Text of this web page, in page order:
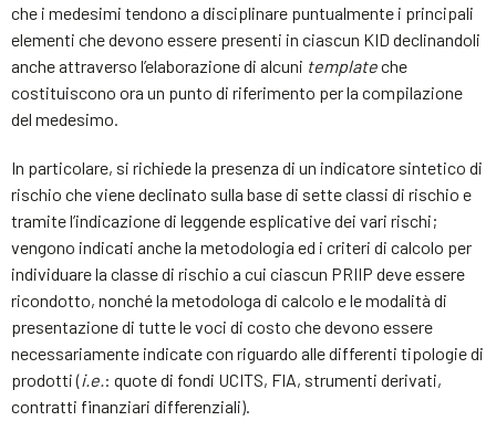
che i medesimi tendono a disciplinare puntualmente i principali
elementi che devono essere presenti in ciascun KID declinandoli
anche attraverso l’elaborazione di alcuni templateche
costituiscono ora un punto di riferimento per la compilazione
del medesimo.
In particolare, si richiede la presenza di un indicatore sintetico di
rischio che viene declinato sulla base di sette classi di rischio e
tramite l’indicazione di leggende esplicative dei vari rischi;
vengono indicati anche la metodologia ed i criteri di calcolo per
individuare la classe di rischio a cui ciascun PRIIP deve essere
ricondotto, nonché la metodologa di calcolo e le modalità di
presentazione di tutte le voci di costo che devono essere
necessariamente indicate con riguardo alle differenti tipologie di
prodotti (i.e.: quote di fondi UCITS, FIA, strumenti derivati,
contratti finanziari differenziali).